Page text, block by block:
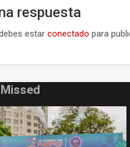
respuesta
estar conectado para